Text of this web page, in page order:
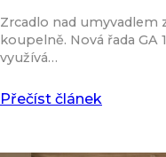
Zrcadlo nad umyvadlem
koupelně. Nová řada GA
využívá…
Přečíst článek